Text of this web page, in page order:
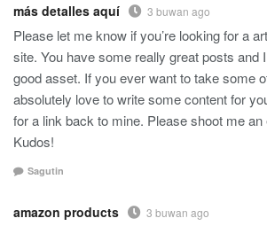
más detalles aquí 3 buwan ago
Please let me know if you’re looking for a
site. You have some really great posts and
good asset. If you ever want to take some
absolutely love to write some content for
for a link back to mine. Please shoot me an
Kudos!
Sagutin
amazon products 3 buwan ago